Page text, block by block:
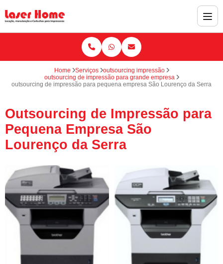
Home Serviços
outsourcing impressão
outsourcing de impressão para grande empresa
outsourcing de impressão para pequena empresa São Lourenço da Serra
Outsourcing de Impressão para
Pequena Empresa São
Lourenço da Serra